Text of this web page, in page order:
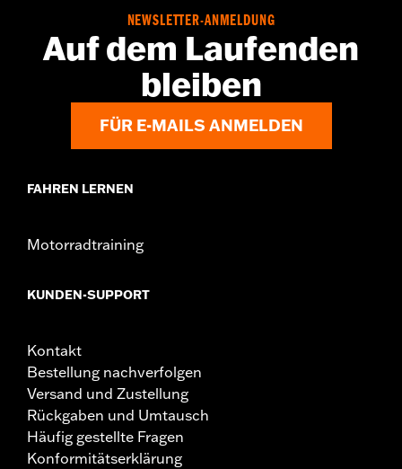
NEWSLETTER-ANMELDUNG
Auf dem Laufenden
bleiben
FÜR E-MAILS ANMELDEN
FAHREN LERNEN
Motorradtraining
KUNDEN-SUPPORT
Kontakt
Bestellung nachverfolgen
Versand und Zustellung
Rückgaben und Umtausch
Häufig gestellte Fragen
Konformitätserklärung